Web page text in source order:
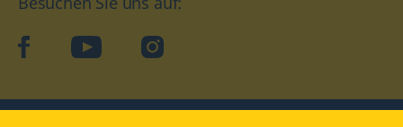
facebookYouTube Instagram